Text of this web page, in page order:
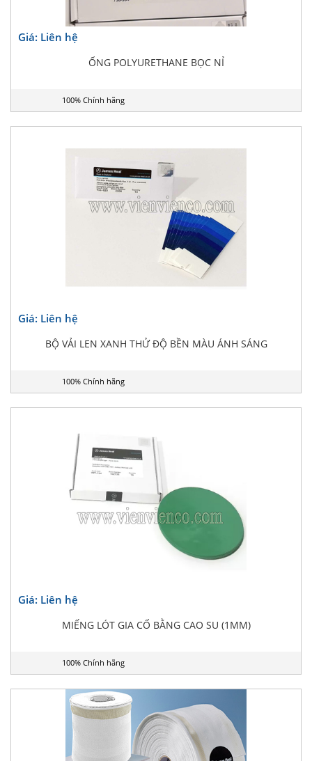
Giá: Liên hệ
ỐNG POLYURETHANE BỌC NỈ
100% Chính hãng
Giá: Liên hệ
BỘ VẢI LEN XANH THỬ ĐỘ BỀN MÀU ÁNH SÁNG
100% Chính hãng
Giá: Liên hệ
MIẾNG LÓT GIA CỐ BẰNG CAO SU (1MM)
100% Chính hãng